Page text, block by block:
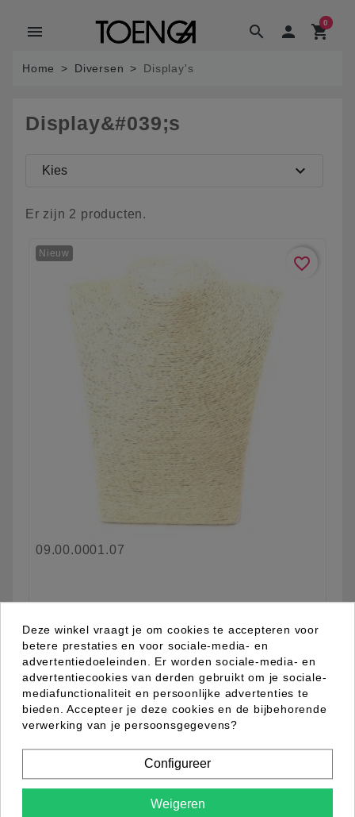
search
menu  shopping_cart
0
Home Diversen Display's
Display&#039;s
Er zijn 2 producten.
Kies expand_more
Nieuw
favorite_border
09.00.0001.07
Meer informatie
Nieuw
favorite_border
Deze winkel vraagt je om cookies te accepteren voor
betere prestaties en voor sociale-media- en
advertentiedoeleinden. Er worden sociale-media- en
advertentiecookies van derden gebruikt om je sociale-
mediafunctionaliteit en persoonlijke advertenties te
bieden. Accepteer je deze cookies en de bijbehorende
verwerking van je persoonsgegevens?
Configureer
Weigeren